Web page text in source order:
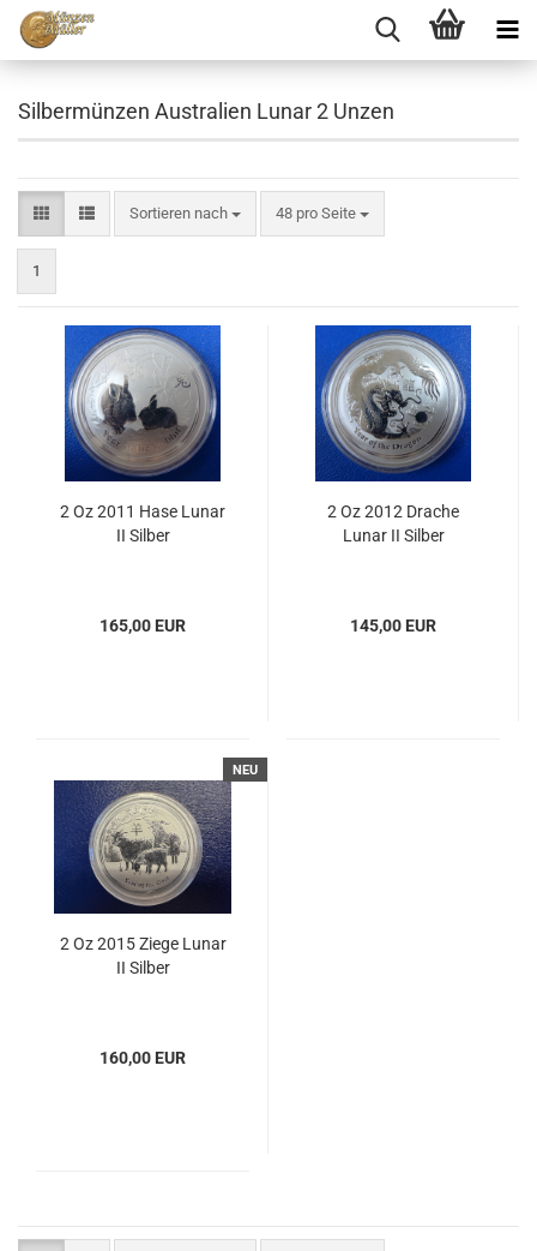
Silbermünzen Australien Lunar 2 Unzen
Sortieren nach 48 pro Seite
1
2 Oz 2011 Hase Lunar
II Silber
165,00 EUR
2 Oz 2012 Drache
Lunar II Silber
145,00 EUR
NEU
2 Oz 2015 Ziege Lunar
II Silber
160,00 EUR